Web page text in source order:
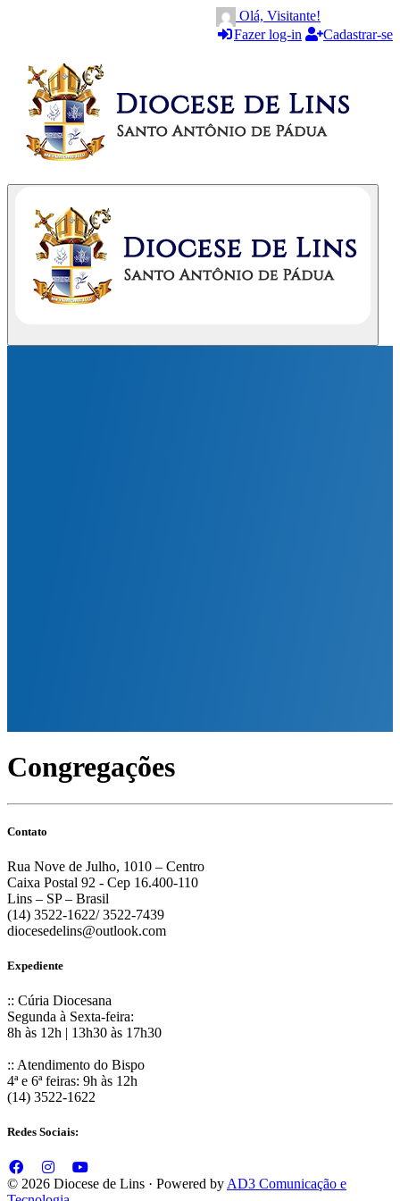
Olá, Visitante!
Fazer log-in
Cadastrar-se
Congregações
Contato
Rua Nove de Julho, 1010 – Centro
Caixa Postal 92 - Cep 16.400-110
Lins – SP – Brasil
(14) 3522-1622/ 3522-7439
diocesedelins@outlook.com
Expediente
:: Cúria Diocesana
Segunda à Sexta-feira:
8h às 12h | 13h30 às 17h30
:: Atendimento do Bispo
4ª e 6ª feiras: 9h às 12h
(14) 3522-1622
Redes Sociais:
© 2026 Diocese de Lins · Powered by AD3 Comunicação e